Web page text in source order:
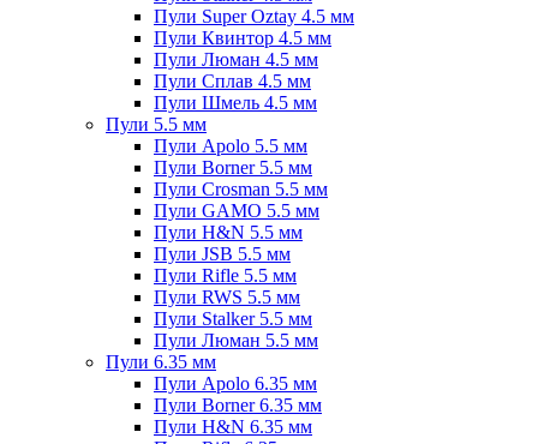
Пули Super Oztay 4.5 мм
Пули Квинтор 4.5 мм
Пули Люман 4.5 мм
Пули Сплав 4.5 мм
Пули Шмель 4.5 мм
Пули 5.5 мм
Пули Apolo 5.5 мм
Пули Borner 5.5 мм
Пули Crosman 5.5 мм
Пули GAMO 5.5 мм
Пули H&N 5.5 мм
Пули JSB 5.5 мм
Пули Rifle 5.5 мм
Пули RWS 5.5 мм
Пули Stalker 5.5 мм
Пули Люман 5.5 мм
Пули 6.35 мм
Пули Apolo 6.35 мм
Пули Borner 6.35 мм
Пули H&N 6.35 мм